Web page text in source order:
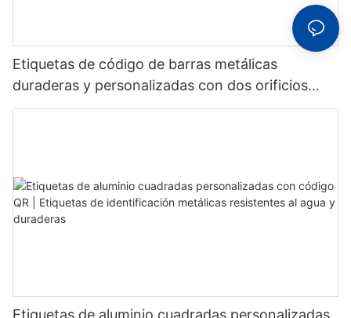
Etiquetas de código de barras metálicas
duraderas y personalizadas con dos orificios
fijos para un reconocimiento estable.
Etiquetas de aluminio cuadradas personalizadas